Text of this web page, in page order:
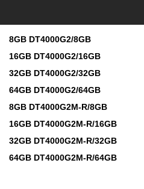
8GB DT4000G2/8GB
16GB DT4000G2/16GB
32GB DT4000G2/32GB
64GB DT4000G2/64GB
8GB DT4000G2M-R/8GB
16GB DT4000G2M-R/16GB
32GB DT4000G2M-R/32GB
64GB DT4000G2M-R/64GB